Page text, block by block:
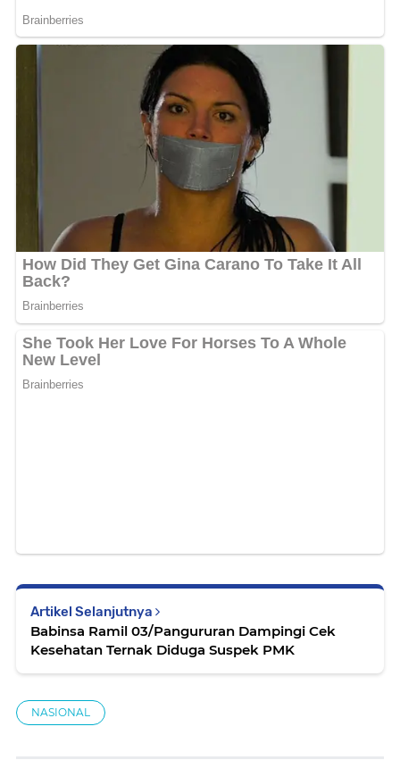
Artikel Selanjutnya
Babinsa Ramil 03/Pangururan Dampingi Cek
Kesehatan Ternak Diduga Suspek PMK
NASIONAL